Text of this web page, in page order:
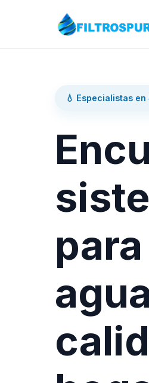
💧 Especialistas